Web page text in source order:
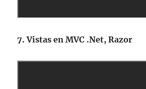
7. Vistas en MVC .Net, Razor